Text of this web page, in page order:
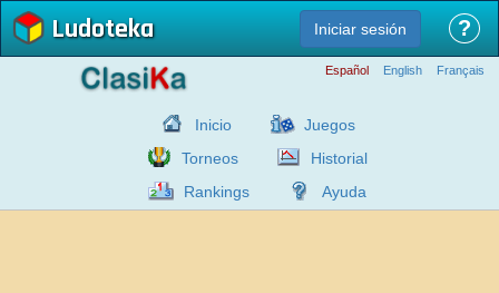
Ludoteka Iniciar sesión ?
Español English Français
Inicio
Juegos
Torneos
Historial
Rankings
Ayuda